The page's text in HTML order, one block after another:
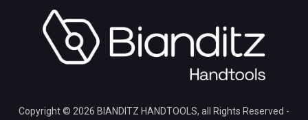
Copyright © 2026 BIANDITZ HANDTOOLS, all Rights Reserved -